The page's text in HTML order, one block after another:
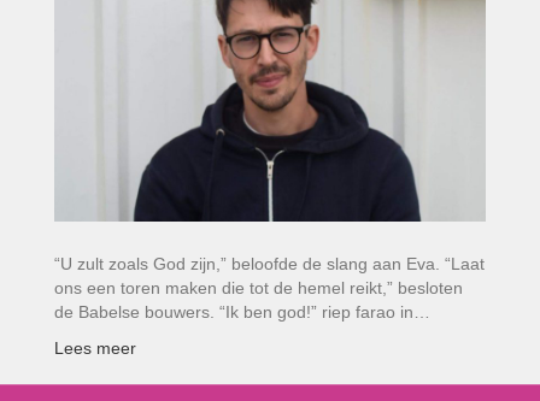
“U zult zoals God zijn,” beloofde de slang aan Eva. “Laat
ons een toren maken die tot de hemel reikt,” besloten
de Babelse bouwers. “Ik ben god!” riep farao in…
Lees meer